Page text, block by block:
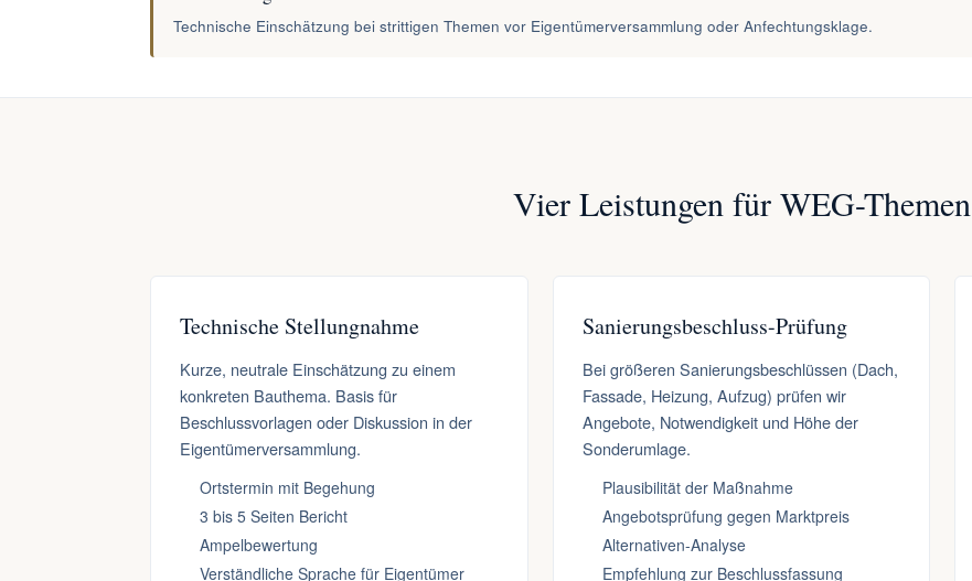
Technische Einschätzung bei strittigen Themen vor Eigentümerversammlung oder Anfechtungsklage.
Vier Leistungen für WEG-Themen
Technische Stellungnahme
Kurze, neutrale Einschätzung zu einem
konkreten Bauthema. Basis für
Beschlussvorlagen oder Diskussion in der
Eigentümerversammlung.
Ortstermin mit Begehung
3 bis 5 Seiten Bericht
Ampelbewertung
Verständliche Sprache für Eigentümer
Sanierungsbeschluss-Prüfung
Bei größeren Sanierungsbeschlüssen (Dach,
Fassade, Heizung, Aufzug) prüfen wir
Angebote, Notwendigkeit und Höhe der
Sonderumlage.
Plausibilität der Maßnahme
Angebotsprüfung gegen Marktpreis
Alternativen-Analyse
Empfehlung zur Beschlussfassung